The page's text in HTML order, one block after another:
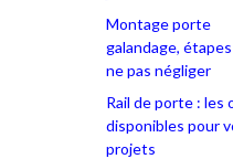
Montage porte
galandage,
ne pas négliger
Rail de porte : les
disponibles pour
projets